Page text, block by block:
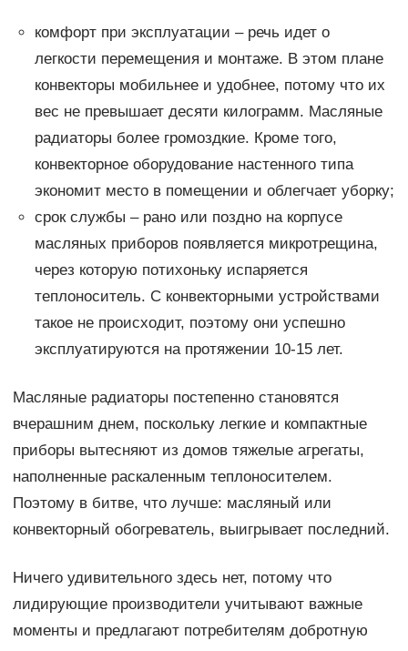
комфорт при эксплуатации – речь идет о
легкости перемещения и монтаже. В этом плане
конвекторы мобильнее и удобнее, потому что их
вес не превышает десяти килограмм. Масляные
радиаторы более громоздкие. Кроме того,
конвекторное оборудование настенного типа
экономит место в помещении и облегчает уборку;
срок службы – рано или поздно на корпусе
масляных приборов появляется микротрещина,
через которую потихоньку испаряется
теплоноситель. С конвекторными устройствами
такое не происходит, поэтому они успешно
эксплуатируются на протяжении 10-15 лет.
Масляные радиаторы постепенно становятся
вчерашним днем, поскольку легкие и компактные
приборы вытесняют из домов тяжелые агрегаты,
наполненные раскаленным теплоносителем.
Поэтому в битве, что лучше: масляный или
конвекторный обогреватель, выигрывает последний.
Ничего удивительного здесь нет, потому что
лидирующие производители учитывают важные
моменты и предлагают потребителям добротную